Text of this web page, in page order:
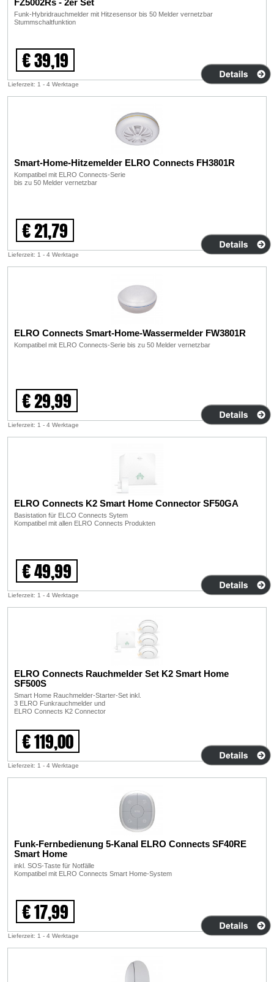
FZ5002Rs - 2er Set
Funk-Hybridrauchmelder mit Hitzesensor bis 50 Melder vernetzbar
Stummschaltfunktion
€ 39,19
Lieferzeit: 1 - 4 Werktage
Smart-Home-Hitzemelder ELRO Connects FH3801R
Kompatibel mit ELRO Connects-Serie
bis zu 50 Melder vernetzbar
€ 21,79
Lieferzeit: 1 - 4 Werktage
ELRO Connects Smart-Home-Wassermelder FW3801R
Kompatibel mit ELRO Connects-Serie bis zu 50 Melder vernetzbar
€ 29,99
Lieferzeit: 1 - 4 Werktage
ELRO Connects K2 Smart Home Connector SF50GA
Basistation für ELCO Connects Sytem
Kompatibel mit allen ELRO Connects Produkten
€ 49,99
Lieferzeit: 1 - 4 Werktage
ELRO Connects Rauchmelder Set K2 Smart Home
SF500S
Smart Home Rauchmelder-Starter-Set inkl.
3 ELRO Funkrauchmelder und
ELRO Connects K2 Connector
€ 119,00
Lieferzeit: 1 - 4 Werktage
Funk-Fernbedienung 5-Kanal ELRO Connects SF40RE
Smart Home
inkl. SOS-Taste für Notfälle
Kompatibel mit ELRO Connects Smart Home-System
€ 17,99
Lieferzeit: 1 - 4 Werktage